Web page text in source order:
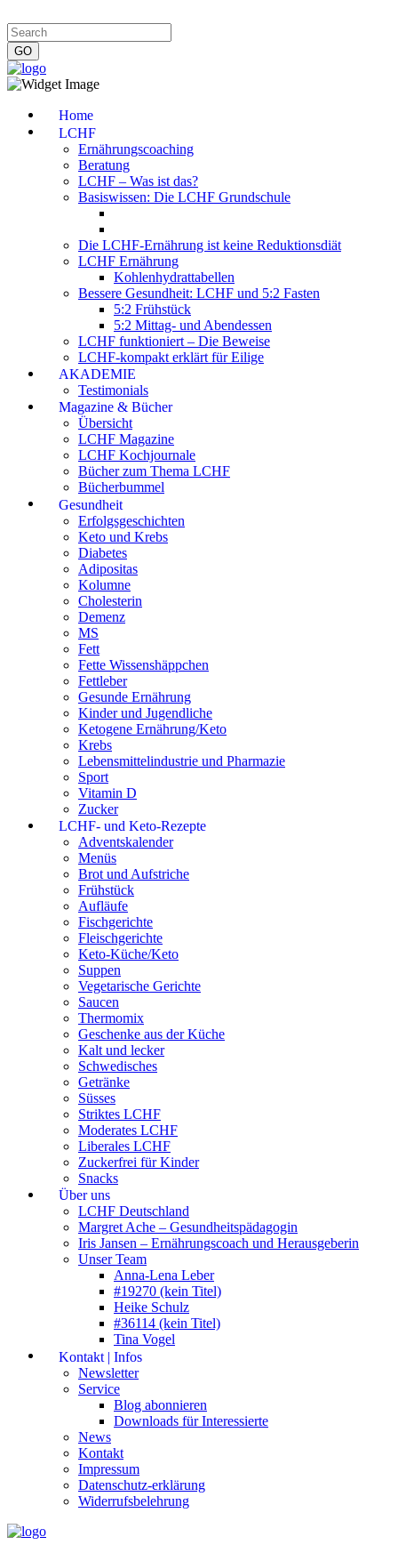
Home
LCHF
Ernährungscoaching
Beratung
LCHF – Was ist das?
Basiswissen: Die LCHF Grundschule
Die LCHF-Ernährung ist keine Reduktionsdiät
LCHF Ernährung
Kohlenhydrattabellen
Bessere Gesundheit: LCHF und 5:2 Fasten
5:2 Frühstück
5:2 Mittag- und Abendessen
LCHF funktioniert – Die Beweise
LCHF-kompakt erklärt für Eilige
AKADEMIE
Testimonials
Magazine & Bücher
Übersicht
LCHF Magazine
LCHF Kochjournale
Bücher zum Thema LCHF
Bücherbummel
Gesundheit
Erfolgsgeschichten
Keto und Krebs
Diabetes
Adipositas
Kolumne
Cholesterin
Demenz
MS
Fett
Fette Wissenshäppchen
Fettleber
Gesunde Ernährung
Kinder und Jugendliche
Ketogene Ernährung/Keto
Krebs
Lebensmittelindustrie und Pharmazie
Sport
Vitamin D
Zucker
LCHF- und Keto-Rezepte
Adventskalender
Menüs
Brot und Aufstriche
Frühstück
Aufläufe
Fischgerichte
Fleischgerichte
Keto-Küche/Keto
Suppen
Vegetarische Gerichte
Saucen
Thermomix
Geschenke aus der Küche
Kalt und lecker
Schwedisches
Getränke
Süsses
Striktes LCHF
Moderates LCHF
Liberales LCHF
Zuckerfrei für Kinder
Snacks
Über uns
LCHF Deutschland
Margret Ache – Gesundheitspädagogin
Iris Jansen – Ernährungscoach und Herausgeberin
Unser Team
Anna-Lena Leber
#19270 (kein Titel)
Heike Schulz
#36114 (kein Titel)
Tina Vogel
Kontakt | Infos
Newsletter
Service
Blog abonnieren
Downloads für Interessierte
News
Kontakt
Impressum
Datenschutz-erklärung
Widerrufsbelehrung